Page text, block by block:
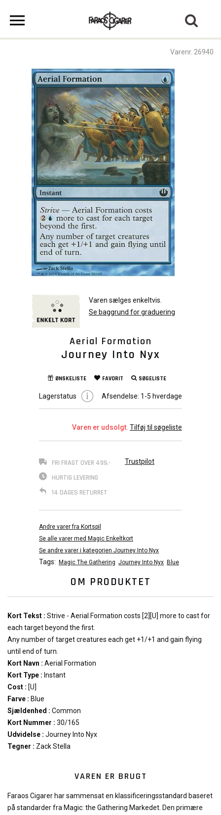
Varenr. 26940
Varen sælges enkeltvis.
Se baggrund for graduering
Aerial Formation
Journey Into Nyx
ØNSKELISTE FAVORIT SØGELISTE
Lagerstatus Afsendelse: 1-5 hverdage
Varen er udsolgt. Tilføj til søgeliste
FRI FRAGT OVER 499,-
HURTIG LEVERING
14 DAGES RETURRET
Trustpilot
Andre varer fra Kortspil
Se alle varer med Magic Enkeltkort
Se andre varer i kategorien Journey Into Nyx
Tags: Magic The Gathering Journey Into Nyx Blue
OM PRODUKTET
Kort Tekst : Strive - Aerial Formation costs [2][U] more to cast for
each target beyond the first.
Any number of target creatures each get +1/+1 and gain flying
until end of turn.
Kort Navn : Aerial Formation
Kort Type : Instant
Cost : [U]
Farve : Blue
Sjældenhed : Common
Kort Nummer : 30/165
Udvidelse : Journey Into Nyx
Tegner : Zack Stella
VAREN ER BRUGT
Faraos Cigarer har sammensat en klassificeringsstandard baseret
på standarder fra Magic: the Gathering Markedet. Den primære